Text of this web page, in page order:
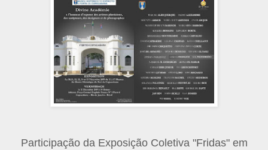
Participação da Exposição Coletiva "Fridas" em